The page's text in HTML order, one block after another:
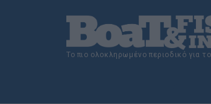
Το πιο ολοκληρωμένο περιοδικό για